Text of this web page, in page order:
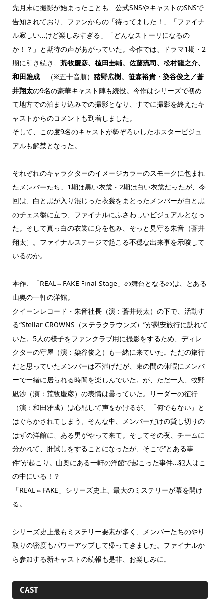
先月末に撮影が始まったことも、公式SNSやキャストのSNSで
告知されており、ファンからの「待ってました！」「ファイナ
ル寂しい…けど楽しみすぎる」「どんなストーリになるの
か！？」と期待の声があがっていた。今作では、ドラマ1期・2
期に引き続き、 荒牧慶彦、植田圭輔、佐藤流司、松村龍之介、
和田雅成（※五十音順） 猪野広樹、笹森裕貴・ 染谷俊之／蒼
井翔太の9名の豪華キャスト陣も続投。今作はシリーズで初め
て地方での泊まり込みでの撮影となり、すでに撮影を終えたキ
ャストからのコメントも到着しました。
そして、この度9名のキャストが勢ぞろいしたポスタービジュ
アルも解禁となった。
それぞれのキャラクターのイメージカラーのスモークに包まれ
たメンバーたち。1期は黒い衣裳・2期は白い衣裳だったが、今
回は、白と黒が入り混じった衣裳をまとったメンバーが白と黒
のチェス盤に立つ、ファイナルにふさわしいビジュアルとなっ
た。そして真っ白の衣裳に身を包み、そっと見守る朱音（蒼井
翔太）。ファイナルステージで起こる不穏な出来事を示唆して
いるのか。
本作、「REAL⇔FAKE Final Stage」の舞台となるのは、とある
山奥の一軒の洋館。
クイーンレコード・朱音社長（演：蒼井翔太）の下で、活動す
る“Stellar CROWNS（ステラクラウンズ）”が慰安旅行に訪れて
いた。5人の様子をファンクラブ用に撮影をするため、ディレ
クターの守屋（演：染谷俊之）も一緒に来ていた。ただの旅行
だと思っていたメンバーは不満げだが、束の間の休暇にメンバ
ーで一緒に居られる時間を楽しんでいた。が、ただ一人、牧野
凪沙（演：荒牧慶彦）の表情は曇っていた。リーダーの征行
（演：和田雅成）は心配して声をかけるが、「何でもない」と
はぐらかされてしまう。そんな中、メンバーだけの貸し切りの
はずの洋館に、ある男がやって来て。そしてその夜、チームに
分かれて、肝試しをすることになったが、そこで“とある事
件”が起こり。山奥にある一軒の洋館で起こった事件…犯人はこ
の中にいる！？
「REAL⇔FAKE」シリーズ史上、最大のミステリーが幕を開け
る。
シリーズ史上最もミステリー要素が多く、メンバーたちのやり
取りの密度もパワーアップして帰ってきました。ファイナルか
ら参加する新キャストの続報も是非、お楽しみに。
CAST